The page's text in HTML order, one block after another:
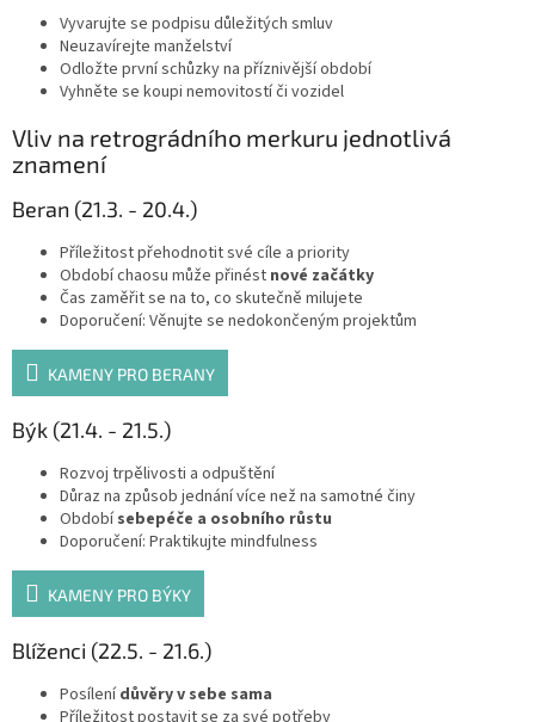
Vyvarujte se podpisu důležitých smluv
Neuzavírejte manželství
Odložte první schůzky na příznivější období
Vyhněte se koupi nemovitostí či vozidel
Vliv na retrográdního merkuru jednotlivá
znamení
Beran (21.3. - 20.4.)
Příležitost přehodnotit své cíle a priority
Období chaosu může přinést nové začátky
Čas zaměřit se na to, co skutečně milujete
Doporučení: Věnujte se nedokončeným projektům
KAMENY PRO BERANY
Býk (21.4. - 21.5.)
Rozvoj trpělivosti a odpuštění
Důraz na způsob jednání více než na samotné činy
Obdobísebepéče a osobního růstu
Doporučení: Praktikujte mindfulness
KAMENY PRO BÝKY
Blíženci (22.5. - 21.6.)
Posílenídůvěry v sebe sama
Příležitost postavit se za své potřeby